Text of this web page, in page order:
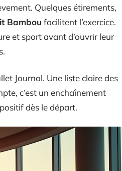
Quelques étirements,
Bambou facilitent l’exercice.
et sport avant d’ouvrir leur
Journal. Une liste claire des
c’est un enchaînement
dès le départ.